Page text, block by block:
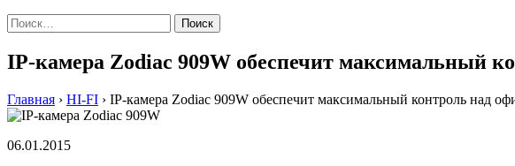
Найти:
IP-камера Zodiac 909W обеспечит максимальный
Главная › HI-FI › IP-камера Zodiac 909W обеспечит максимальный контроль над
06.01.2015